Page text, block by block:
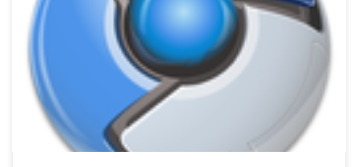
Ayer hemos sabido que Debian ha decidido sacar de
Testing a Chromium por motivos de estabilidad y
seguridad para la distribución (se habla de problemas no
solventados en webkit y chromium 5 entre otras
cuestiones). Por consiguiente, no estará en la futura
versión estable. Sin duda, es una decisión de […]